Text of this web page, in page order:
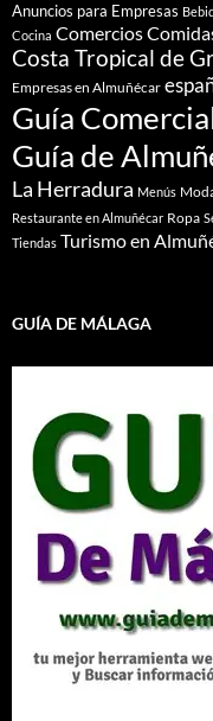
Anuncios para Empresas
Cocina Comercios
Costa Tropical de
Empresas en Almuñécar
Guía
Guía de
La Herradura Menús
Restaurante en Almuñécar Ropa
Tiendas Turismo en
GUÍA DE MÁLAGA